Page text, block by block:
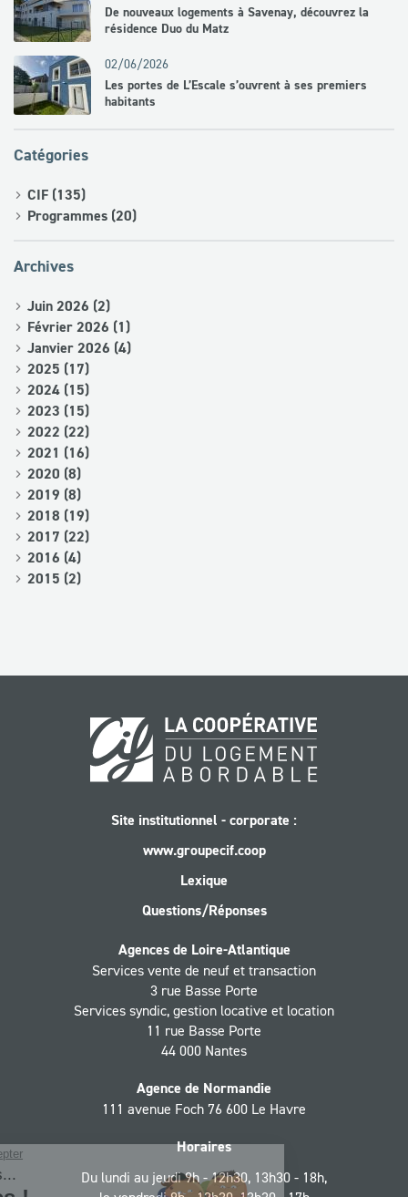
De nouveaux logements à Savenay, découvrez la
résidence Duo du Matz
02/06/2026
Les portes de L’Escale s’ouvrent à ses premiers
habitants
Catégories
CIF (135)
Programmes (20)
Archives
Juin 2026 (2)
Février 2026 (1)
Janvier 2026 (4)
2025 (17)
2024 (15)
2023 (15)
2022 (22)
2021 (16)
2020 (8)
2019 (8)
2018 (19)
2017 (22)
2016 (4)
2015 (2)
Site institutionnel - corporate :
www.groupecif.coop
Lexique
Questions/Réponses
Agences de Loire-Atlantique
Services vente de neuf et transaction
3 rue Basse Porte
Services syndic, gestion locative et location
11 rue Basse Porte
44 000 Nantes
Agence de Normandie
111 avenue Foch 76 600 Le Havre
Horaires
Du lundi au jeudi 9h - 12h30, 13h30 - 18h,